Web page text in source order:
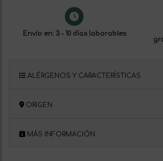
Envío en: 3 - 10 días laborables
ALÉRGENOS Y CARACTERÍSTICAS
ORIGEN
MÁS INFORMACIÓN